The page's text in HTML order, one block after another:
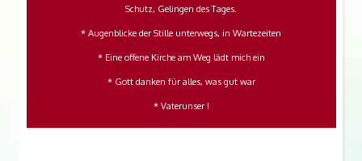
Schutz, Gelingen des Tages.
* Augenblicke der Stille unterwegs, in Wartezeiten
* Eine offene Kirche am Weg lädt mich ein
* Gott danken für alles, was gut war
* Vaterunser !